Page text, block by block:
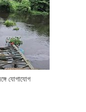
যোগাযোগ